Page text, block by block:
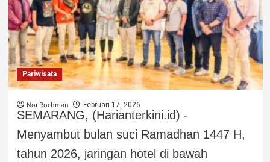
Pariwisata
Nor Rochman Februari 17, 2026
SEMARANG, (Harianterkini.id) -
Menyambut bulan suci Ramadhan 1447 H,
tahun 2026, jaringan hotel di bawah